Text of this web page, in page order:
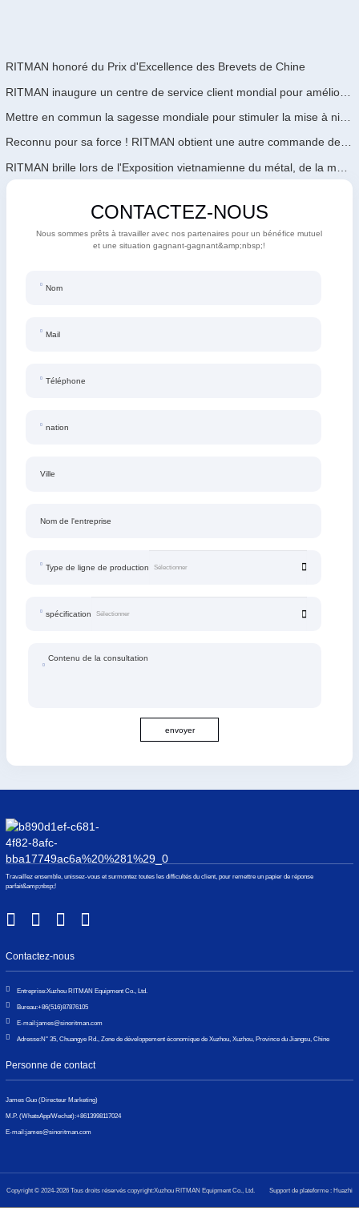
RITMAN honoré du Prix d'Excellence des Brevets de Chine
Reconnu pour sa force ! RITMAN obtient une autre commande de l'Arabie Saoudite
CONTACTEZ-NOUS
Nous sommes prêts à travailler avec nos partenaires pour un bénéfice mutuel
et une situation gagnant-gagnant&amp;nbsp;!
Nom
Mail
Téléphone
nation
Ville
Nom de l'entreprise
Type de ligne de production
spécification
Contenu de la consultation
envoyer
Travaillez ensemble, unissez-vous et surmontez toutes les difficultés du client, pour remettre un papier de réponse
parfait&amp;nbsp;!
Contactez-nous
Entreprise:Xuzhou RITMAN Equipment Co., Ltd.
Bureau:+86(516)87876105
E-mail:james@sinoritman.com
Adresse:N° 35, Chuangye Rd., Zone de développement économique de Xuzhou, Xuzhou, Province du Jiangsu, Chine
Personne de contact
James Guo (Directeur Marketing)
M.P. (WhatsApp/Wechat):+8613998117024
E-mail:james@sinoritman.com
Copyright © 2024-2026 Tous droits réservés copyright:Xuzhou RITMAN Equipment Co., Ltd. Support de plateforme : Huazhi